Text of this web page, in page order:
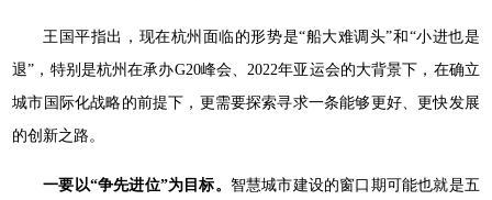
王国平指出，现在杭州面临的形势是“船大难调头”和“小进也是
退”，特别是杭州在承办G20峰会、2022年亚运会的大背景下，在确立
城市国际化战略的前提下，更需要探索寻求一条能够更好、更快发展
的创新之路。
一要以“争先进位”为目标。 智慧城市建设的窗口期可能也就是五